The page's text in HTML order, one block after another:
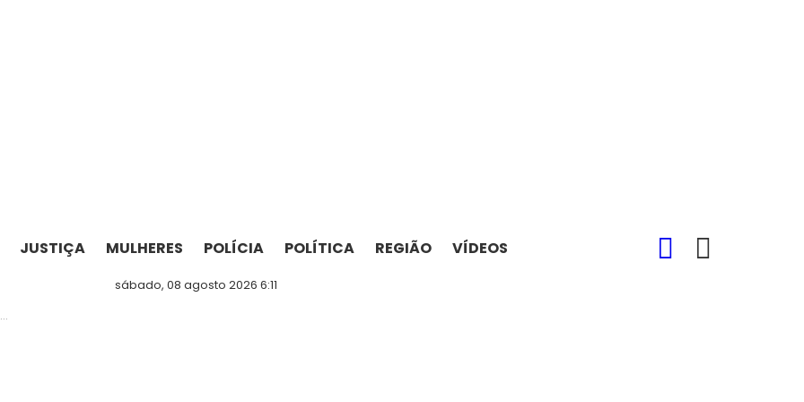
JUSTIÇA MULHERES POLÍCIA POLÍTICA REGIÃO VÍDEOS
SEARCH
sábado, 08 agosto 2026 6:11